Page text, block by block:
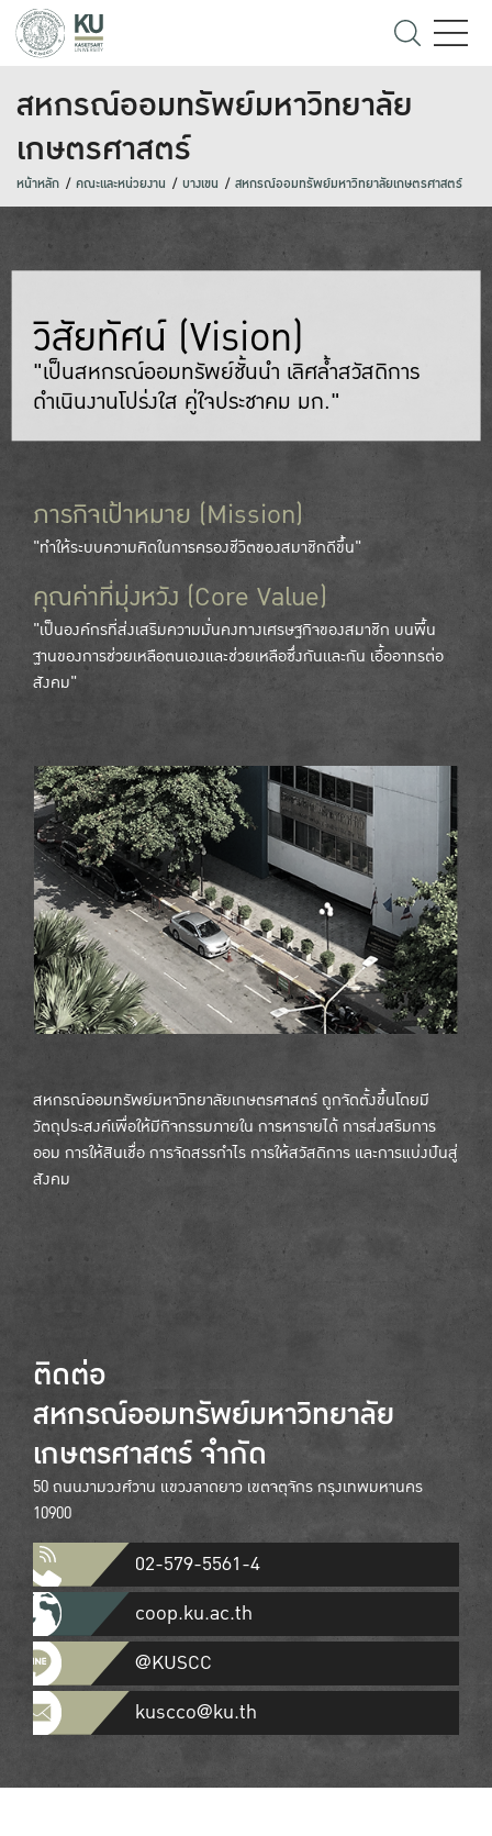
สหกรณ์ออมทรัพย์มหาวิทยาลัย
เกษตรศาสตร์
หน้าหลัก คณะและหน่วยงาน บางเขน สหกรณ์ออมทรัพย์มหาวิทยาลัยเกษตรศาสตร์
วิสัยทัศน์ (Vision)
"เป็นสหกรณ์ออมทรัพย์ชั้นนำ เลิศล้ำสวัสดิการ
ดำเนินงานโปร่งใส คู่ใจประชาคม มก."
ภารกิจเป้าหมาย (Mission)
"ทำให้ระบบความคิดในการครองชีวิตของสมาชิกดีขึ้น"
คุณค่าที่มุ่งหวัง (Core Value)
"เป็นองค์กรที่ส่งเสริมความมั่นคงทางเศรษฐกิจของสมาชิก บนพื้น
ฐานของการช่วยเหลือตนเองและช่วยเหลือซึ่งกันและกัน เอื้ออาทรต่อ
สังคม"
สหกรณ์ออมทรัพย์มหาวิทยาลัยเกษตรศาสตร์ ถูกจัดตั้งขึ้นโดยมี
วัตถุประสงค์เพื่อให้มีกิจกรรมภายใน การหารายได้ การส่งสริมการ
ออม การให้สินเชื่อ การจัดสรรกำไร การให้สวัสดิการ และการแบ่งปันสู่
สังคม
ติดต่อ
สหกรณ์ออมทรัพย์มหาวิทยาลัย
เกษตรศาสตร์ จำกัด
50 ถนนงามวงศ์วาน แขวงลาดยาว เขตจตุจักร กรุงเทพมหานคร
10900
02-579-5561-4
coop.ku.ac.th
@KUSCC
kuscco@ku.th